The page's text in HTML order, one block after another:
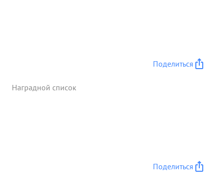
Поделиться
Наградной список
Поделиться